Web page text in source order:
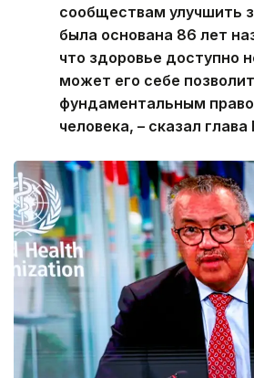
сообществам улучшить
была основана 86 лет
что здоровье доступно
может его себе
фундаментальным
человека, – сказал глава